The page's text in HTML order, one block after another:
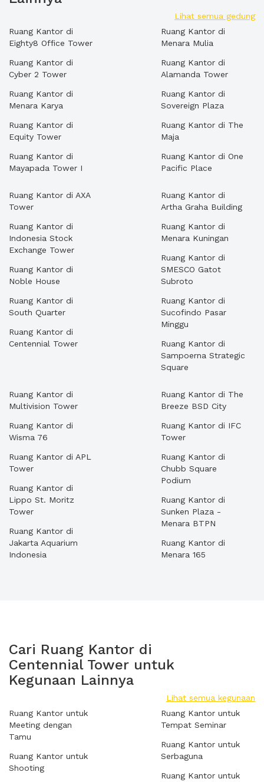
Lihat semua gedung
Ruang Kantor di
Eighty8 Office Tower
Ruang Kantor di
Cyber 2 Tower
Ruang Kantor di
Menara Karya
Ruang Kantor di
Equity Tower
Ruang Kantor di
Mayapada Tower I
Ruang Kantor di
Menara Mulia
Ruang Kantor di
Alamanda Tower
Ruang Kantor di
Sovereign Plaza
Ruang Kantor di The
Maja
Ruang Kantor di One
Pacific Place
Ruang Kantor di AXA
Tower
Ruang Kantor di
Indonesia Stock
Exchange Tower
Ruang Kantor di
Noble House
Ruang Kantor di
South Quarter
Ruang Kantor di
Centennial Tower
Ruang Kantor di
Artha Graha Building
Ruang Kantor di
Menara Kuningan
Ruang Kantor di
SMESCO Gatot
Subroto
Ruang Kantor di
Sucofindo Pasar
Minggu
Ruang Kantor di
Sampoerna Strategic
Square
Ruang Kantor di
Multivision Tower
Ruang Kantor di
Wisma 76
Ruang Kantor di APL
Tower
Ruang Kantor di
Lippo St. Moritz
Tower
Ruang Kantor di
Jakarta Aquarium
Indonesia
Ruang Kantor di The
Breeze BSD City
Ruang Kantor di IFC
Tower
Ruang Kantor di
Chubb Square
Podium
Ruang Kantor di
Sunken Plaza -
Menara BTPN
Ruang Kantor di
Menara 165
Cari Ruang Kantor di
Centennial Tower untuk
Kegunaan Lainnya
Lihat semua kegunaan
Ruang Kantor untuk
Meeting dengan
Tamu
Ruang Kantor untuk
Shooting
Ruang Kantor untuk
Tempat Seminar
Ruang Kantor untuk
Serbaguna
Ruang Kantor untuk